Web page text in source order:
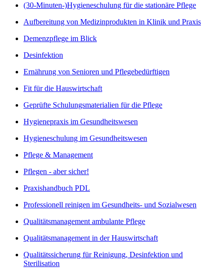
(30-Minuten-)Hygieneschulung für die stationäre Pflege
Aufbereitung von Medizinprodukten in Klinik und Praxis
Demenzpflege im Blick
Desinfektion
Ernährung von Senioren und Pflegebedürftigen
Fit für die Hauswirtschaft
Geprüfte Schulungsmaterialien für die Pflege
Hygienepraxis im Gesundheitswesen
Hygieneschulung im Gesundheitswesen
Pflege & Management
Pflegen - aber sicher!
Praxishandbuch PDL
Professionell reinigen im Gesundheits- und Sozialwesen
Qualitätsmanagement ambulante Pflege
Qualitätsmanagement in der Hauswirtschaft
Qualitätssicherung für Reinigung, Desinfektion und
Sterilisation